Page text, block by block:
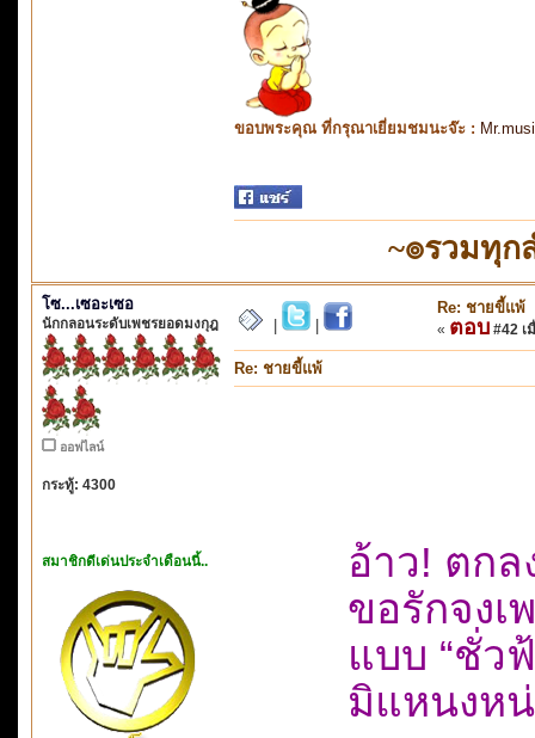
ขอบพระคุณ ที่กรุณาเยี่ยมชมนะจ๊ะ :
~๏รวมทุ
โซ...เซอะเซอ
นักกลอนระดับเพชรยอดมงกุฎ
ออฟไลน์
กระทู้: 4300
สมาชิกดีเด่นประจำเดือนนี้..
Re: ชายขี้แพ้
« ตอบ #42 เ
Re: ชายขี้แพ้
อ้าว! ตก
ขอรักจงเ
แบบ “ชั่ว
มิแหนงห